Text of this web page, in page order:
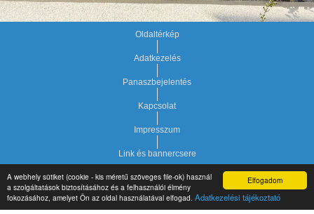
Elfogadom
A webhely sütiket (cookie - kis méretű szöveges file-ok) használ
a szolgáltatások biztosításához és a felhasználói élmény
fokozásához, amelyet Ön az oldal használatával elfogad. Adatkezelési tájékoztató
Oldaltérkép
Adatkezelés
Panaszbejelentés
Kapcsolat
Impresszum
Link és bannercsere
Copyright © 2021.Vár-Köz Kft. - Ingatlan nyilvántartó, ügyviteli és
adminisztrációs szoftver